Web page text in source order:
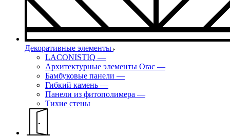
Декоративные элементы
LACONISTIQ —
Архитектурные элементы Orac —
Бамбуковые панели —
Гибкий камень —
Панели из фитополимера —
Тихие стены